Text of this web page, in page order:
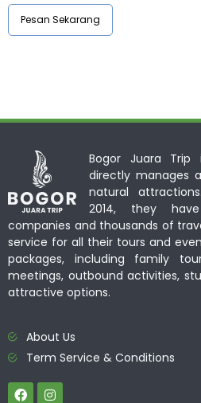
Pesan Sekarang
Bogor Juara
directly manages
natural
2014, they
companies and thousands of
service for all their tours and
packages, including family
meetings, outbound activities,
attractive options.
About Us
Term Service & Conditions